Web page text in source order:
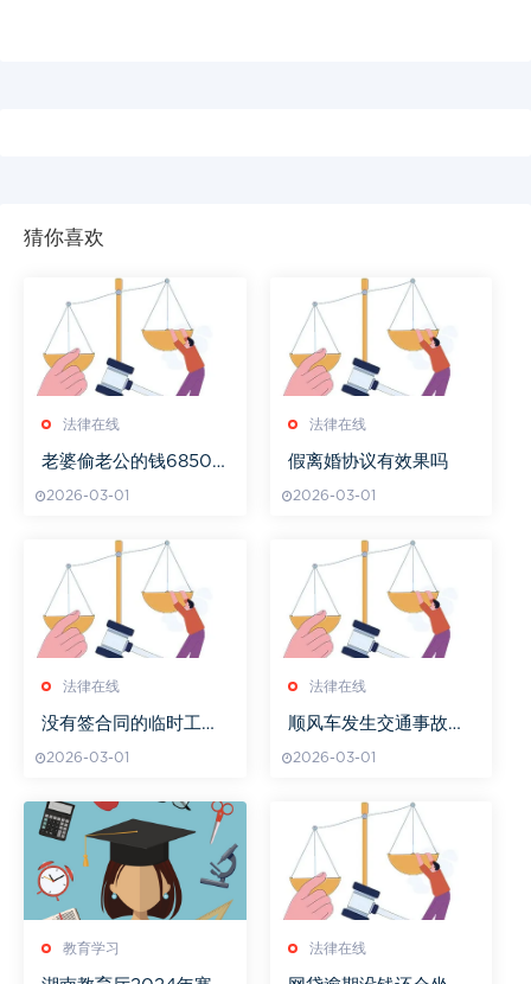
猜你喜欢
法律在线
老婆偷老公的钱6850
2026-03-01
法律在线
假离婚协议有效果吗
2026-03-01
法律在线
没有签合同的临时工提
2026-03-01
法律在线
顺风车发生交通事故保
2026-03-01
教育学习 法律在线